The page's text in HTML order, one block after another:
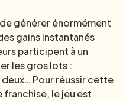
générer énormément
gains instantanés
participent à un
les gros lots :
Pour réussir cette
le jeu est